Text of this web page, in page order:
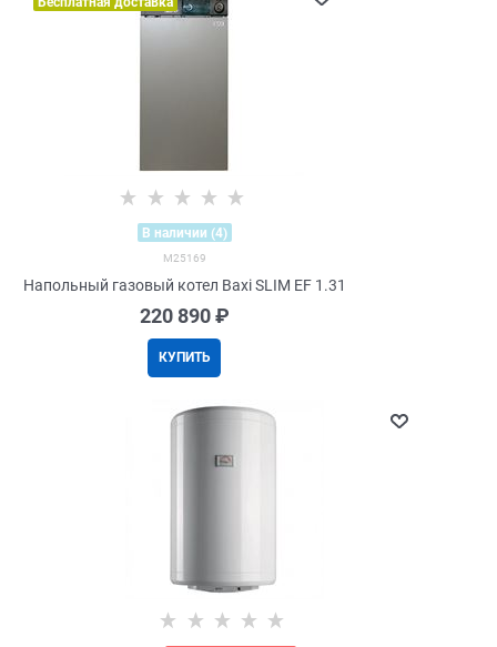
В наличии (4)
M25169
Напольный газовый котел Baxi SLIM EF 1.31
220 890 ₽
КУПИТЬ